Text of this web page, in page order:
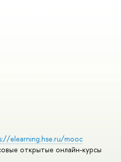
elearning.hse.ru/mooc
открытые онлайн-курсы